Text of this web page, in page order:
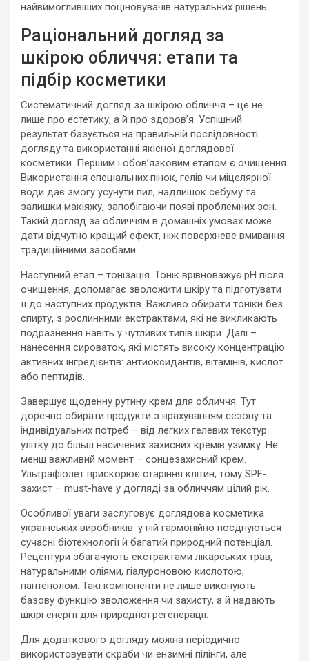
найвимогливіших поціновувачів натуральних рішень.
Раціональний догляд за
шкірою обличчя: етапи та
підбір косметики
Систематичний догляд за шкірою обличчя – це не
лише про естетику, а й про здоров’я. Успішний
результат базується на правильній послідовності
догляду та використанні якісної доглядової
косметики. Першим і обов’язковим етапом є очищення.
Використання спеціальних пінок, гелів чи міцелярної
води дає змогу усунути пил, надлишок себуму та
залишки макіяжу, запобігаючи появі проблемних зон.
Такий догляд за обличчям в домашніх умовах може
дати відчутно кращий ефект, ніж поверхневе вмивання
традиційними засобами.
Наступний етап – тонізація. Тонік врівноважує pH після
очищення, допомагає зволожити шкіру та підготувати
її до наступних продуктів. Важливо обирати тоніки без
спирту, з рослинними екстрактами, які не викликають
подразнення навіть у чутливих типів шкіри. Далі –
нанесення сироваток, які містять високу концентрацію
активних інгредієнтів: антиоксидантів, вітамінів, кислот
або пептидів.
Завершує щоденну рутину крем для обличчя. Тут
доречно обирати продукти з врахуванням сезону та
індивідуальних потреб – від легких гелевих текстур
улітку до більш насичених захисних кремів узимку. Не
менш важливий момент – сонцезахисний крем.
Ультрафіолет прискорює старіння клітин, тому SPF-
захист – must-have у догляді за обличчям цілий рік.
Особливої уваги заслуговує доглядова косметика
українських виробників: у ній гармонійно поєднуються
сучасні біотехнології й багатий природний потенціал.
Рецептури збагачують екстрактами лікарських трав,
натуральними оліями, гіалуроновою кислотою,
пантенолом. Такі компоненти не лише виконують
базову функцію зволоження чи захисту, а й надають
шкірі енергії для природної регенерації.
Для додаткового догляду можна періодично
використовувати скраби чи ензимні пілінги, але